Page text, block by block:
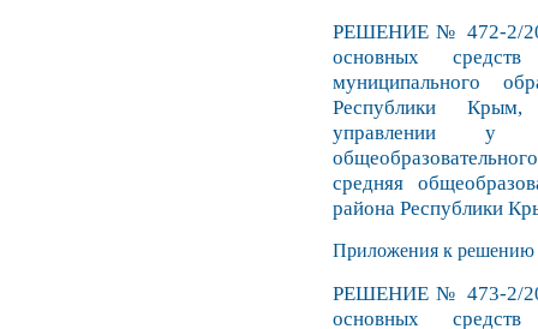
РЕШЕНИЕ № 472-2/20
основных средств
муниципального
Республики
управлении у
средняя
района Республики
Приложения к решению
РЕШЕНИЕ № 473-2/20
основных средств